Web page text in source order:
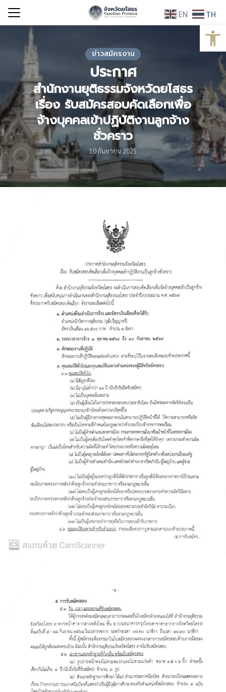
Skip
Search
ข่าวสมัครงาน
ประกาศ
สำนักงานยุติธรรมจังหวัดยโสธร
เรื่อง รับสมัครสอบคัดเลือกเพื่อ
จ้างบุคคลเข้าปฏิบัติงานลูกจ้าง
ชั่วคราว
10 กันยายน 2025
EN TH